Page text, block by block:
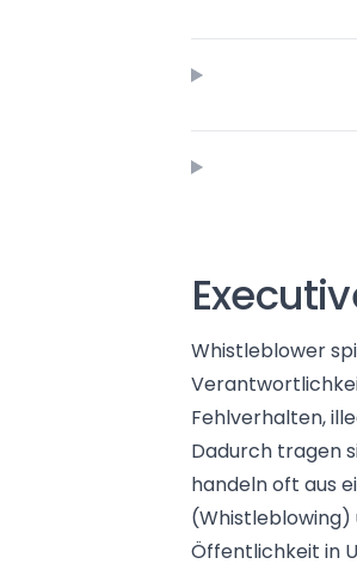
Whistleblower
Fehlverhalten,
Dadurch tragen
handeln oft aus
(Whistleblowing)
Öffentlichkeit in